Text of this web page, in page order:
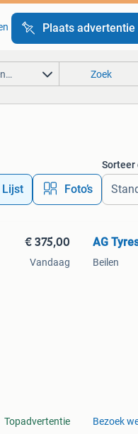
Plaats advertentie
Zoek
Lijst Foto’s
Sorteer
€ 375,00
Vandaag
Topadvertentie
AG
Beilen
Bezoek